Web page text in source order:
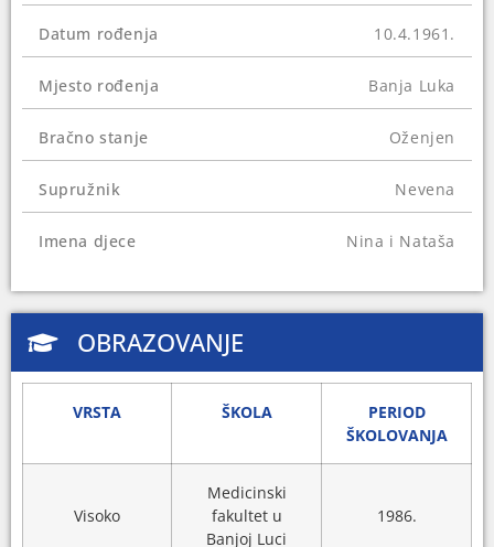
dužnost je obavljao sve do 2013. godine. Bio je i
tokom 2014. i 2015. godine. Nakon toga izabran
U Laktašima posjeduje oko dva duluma zemljišta,
a njegove kćerke su suvlasnice kuće i stana u
Banjoj Luci. Kćerka Nina posjeduje još jedan stan
u ovom gradu.
Datum rođenja 10.4.1961.
Mjesto rođenja Banja Luka
Bračno stanje Oženjen
Supružnik Nevena
Imena djece Nina i Nataša
OBRAZOVANJE
VRSTA ŠKOLA
PERIOD
ŠKOLOVANJA
Visoko
Medicinski
fakultet u
Banjoj Luci
1986.